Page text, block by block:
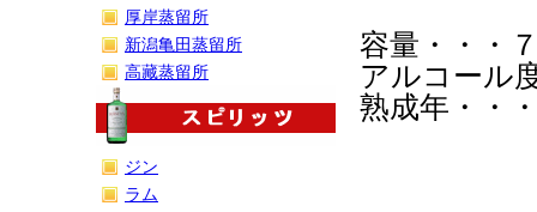
厚岸蒸留所
新潟亀田蒸留所
高藏蒸留所
ジン
ラム
容量・・・
アルコール
熟成年・・